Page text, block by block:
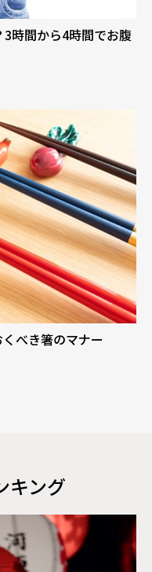
時間から4時間でお腹
べき箸のマナー
キング